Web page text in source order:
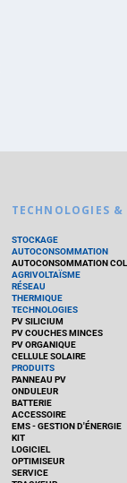
TECHNOLOGIES
STOCKAGE
AUTOCONSOMMATION
AUTOCONSOMMATION
AGRIVOLTAÏSME
RÉSEAU
THERMIQUE
TECHNOLOGIES
PV SILICIUM
PV COUCHES MINCES
PV ORGANIQUE
CELLULE SOLAIRE
PRODUITS
PANNEAU PV
ONDULEUR
BATTERIE
ACCESSOIRE
EMS - GESTION D'ÉNERGIE
KIT
LOGICIEL
OPTIMISEUR
SERVICE